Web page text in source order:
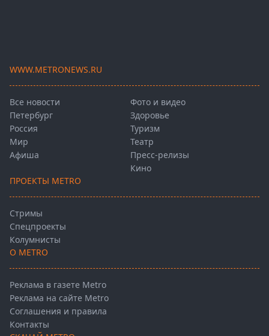
WWW.METRONEWS.RU
Все новости
Петербург
Россия
Мир
Афиша
Фото и видео
Здоровье
Туризм
Театр
Пресс-релизы
Кино
ПРОЕКТЫ METRO
Стримы
Спецпроекты
Колумнисты
О METRO
Реклама в газете Metro
Реклама на сайте Metro
Соглашения и правила
Контакты